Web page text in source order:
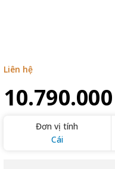
Liên hệ
Đơn vị tính
Cái